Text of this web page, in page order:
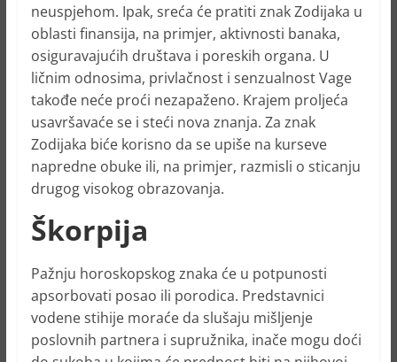
neuspjehom. Ipak, sreća će pratiti znak Zodijaka u
oblasti finansija, na primjer, aktivnosti banaka,
osiguravajućih društava i poreskih organa. U
ličnim odnosima, privlačnost i senzualnost Vage
takođe neće proći nezapaženo. Krajem proljeća
usavršavaće se i steći nova znanja. Za znak
Zodijaka biće korisno da se upiše na kurseve
napredne obuke ili, na primjer, razmisli o sticanju
drugog visokog obrazovanja.
Škorpija
Pažnju horoskopskog znaka će u potpunosti
apsorbovati posao ili porodica. Predstavnici
vodene stihije moraće da slušaju mišljenje
poslovnih partnera i supružnika, inače mogu doći